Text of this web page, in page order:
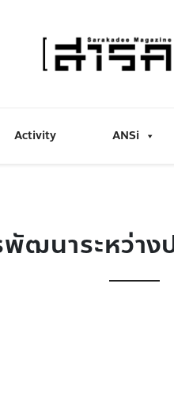
Activity ANSi
ฒนาระหว่าง